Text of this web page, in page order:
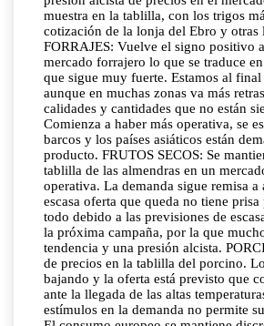
muestra en la tablilla, con los trigos
cotización de la lonja del Ebro y otras
FORRAJES: Vuelve el signo positivo
mercado forrajero lo que se traduce
que sigue muy fuerte. Estamos al
aunque en muchas zonas va más
calidades y cantidades que no están
Comienza a haber más operativa, se
barcos y los países asiáticos están
producto. FRUTOS SECOS: Se
tablilla de las almendras en un
operativa. La demanda sigue remisa a
escasa oferta que queda no tiene
todo debido a las previsiones de
la próxima campaña, por la que
tendencia y una presión alcista.
de precios en la tablilla del porcino.
bajando y la oferta está previsto que
ante la llegada de las altas
estímulos en la demanda no permite